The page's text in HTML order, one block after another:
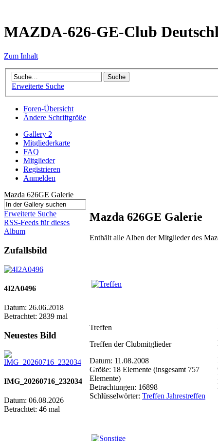
MAZDA-626-GE-Club
Zum Inhalt
Erweiterte Suche
Foren-Übersicht
Ändere Schriftgröße
Gallery 2
Mitgliederkarte
FAQ
Mitglieder
Registrieren
Anmelden
Mazda 626GE Galerie
Erweiterte Suche
RSS-Feeds für dieses
Album
Zufallsbild
4I2A0496
Datum: 26.06.2018
Betrachtet: 2839 mal
Neuestes Bild
IMG_20260716_232034
Datum: 06.08.2026
Betrachtet: 46 mal
Mazda 626GE Galerie
Enthält alle Alben der Mitglieder des
Treffen
Treffen der Clubmitglieder
Datum: 11.08.2008
Größe: 18 Elemente (insgesamt 757
Elemente)
Betrachtungen: 16898
Schlüsselwörter: Treffen Jahrestreffen